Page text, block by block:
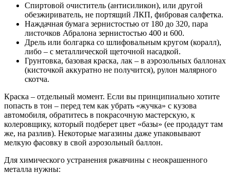
Спиртовой очиститель (антисиликон), или другой
обезжириватель, не портящий ЛКП, фибровая салфетка.
Наждачная бумага зернистостью от 180 до 320, пара
листочков Абралона зернистостью 400 и 600.
Дрель или болгарка со шлифовальным кругом (коралл),
либо – с металлической щеточной насадкой.
Грунтовка, базовая краска, лак – в аэрозольных баллонах
(кисточкой аккуратно не получится), рулон малярного
скотча.
Краска – отдельный момент. Если вы принципиально хотите
попасть в тон – перед тем как убрать «жучка» с кузова
автомобиля, обратитесь в покрасочную мастерскую, к
колеровщику, который подберет цвет «базы» (ее продадут там
же, на разлив). Некоторые магазины даже упаковывают
мелкую фасовку в свой аэрозольный баллон.
Для химического устранения ржавчины с неокрашенного
металла нужны: